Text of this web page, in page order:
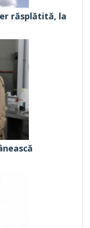
răsplătită, la